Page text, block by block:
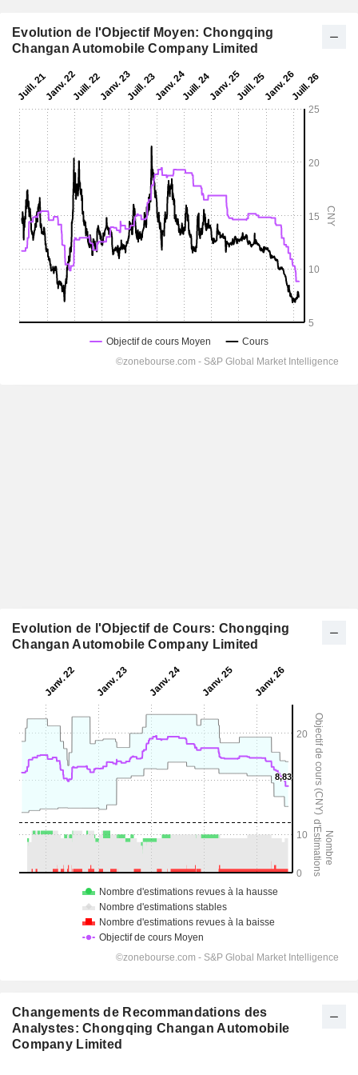
Evolution de l'Objectif Moyen: Chongqing
Changan Automobile Company Limited
Evolution de l'Objectif de Cours: Chongqing
Changan Automobile Company Limited
Changements de Recommandations des
Analystes: Chongqing Changan Automobile
Company Limited